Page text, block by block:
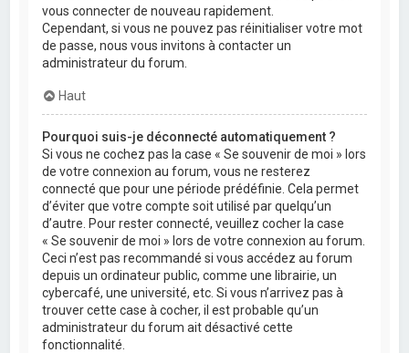
vous connecter de nouveau rapidement.
Cependant, si vous ne pouvez pas réinitialiser votre mot
de passe, nous vous invitons à contacter un
administrateur du forum.
Haut
Pourquoi suis-je déconnecté automatiquement ?
Si vous ne cochez pas la case « Se souvenir de moi » lors
de votre connexion au forum, vous ne resterez
connecté que pour une période prédéfinie. Cela permet
d’éviter que votre compte soit utilisé par quelqu’un
d’autre. Pour rester connecté, veuillez cocher la case
« Se souvenir de moi » lors de votre connexion au forum.
Ceci n’est pas recommandé si vous accédez au forum
depuis un ordinateur public, comme une librairie, un
cybercafé, une université, etc. Si vous n’arrivez pas à
trouver cette case à cocher, il est probable qu’un
administrateur du forum ait désactivé cette
fonctionnalité.